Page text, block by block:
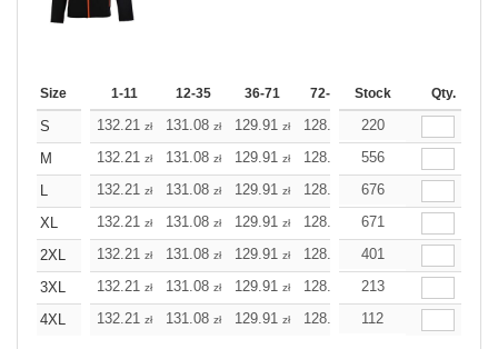
Size 1-11 12-35 36-71 72-143 144-287 288 +
Stock Qty.
S 132.21 zł 131.08 zł 129.91 zł 128.78 127.61
220
M
132.21 zł 131.08 zł 129.91 zł 128.78 127.61
556
L
132.21 zł 131.08 zł 129.91 zł 128.78 127.61
676
XL
132.21 zł 131.08 zł 129.91 zł 128.78 127.61
671
2XL
132.21 zł 131.08 zł 129.91 zł 128.78 127.61
401
3XL
132.21 zł 131.08 zł 129.91 zł 128.78 127.61
213
4XL
132.21 zł 131.08 zł 129.91 zł 128.78 127.61
112